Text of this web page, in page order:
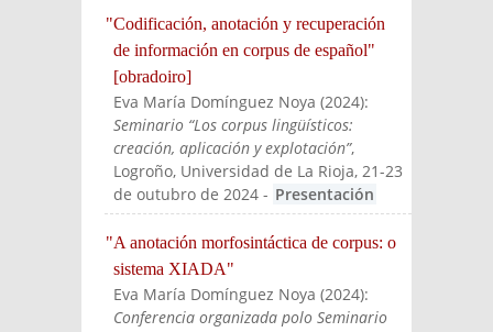
"Codificación, anotación y recuperación
de información en corpus de español"
[obradoiro]
Eva María Domínguez Noya (2024):
Seminario “Los corpus lingüísticos:
creación, aplicación y explotación”,
Logroño, Universidad de La Rioja, 21-23
de outubro de 2024 - Presentación
"A anotación morfosintáctica de corpus: o
sistema XIADA"
Eva María Domínguez Noya (2024):
Conferencia organizada polo Seminario